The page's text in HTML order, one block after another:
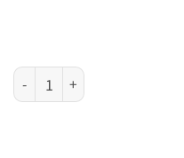
德國 Cleo Skribent Classic 系